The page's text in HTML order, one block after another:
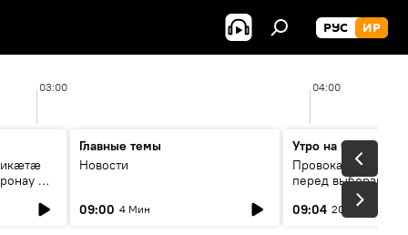
РУС ИР
03:00 04:00
æй
Главные темы
Новости
09:00 4 Мин
Утро на Спутнике
Провокации со
перед выборами в
09:04 20 Мин